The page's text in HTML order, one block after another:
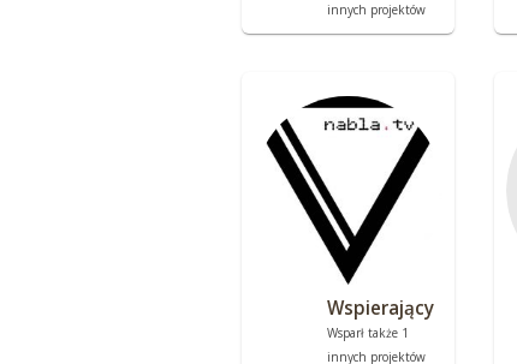
innych projektów
Wspierający
Wsparł także 1
innych projektów